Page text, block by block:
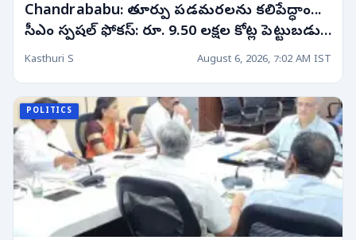
Chandrababu: తూర్పు పడమరలను కలిపేద్ధాం...
సీఎం స్పషల్ ఫోకస్: రూ. 9.50 లక్షల కోట్ల పెట్టుబడులే
లక్ష్యం!
Kasthuri S August 6, 2026, 7:02 AM IST
POLITICS